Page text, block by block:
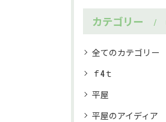
カテゴリー
全てのカテゴリー
ｆ4ｔ
平屋
平屋のアイディア